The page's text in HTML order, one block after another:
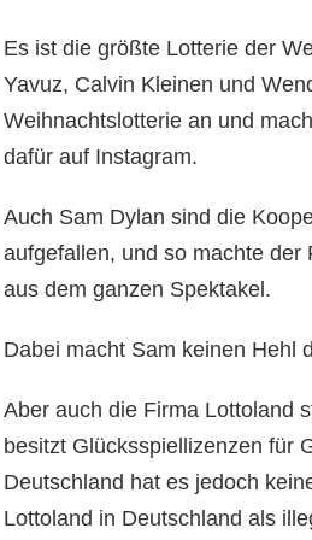
Es ist die größte Lotterie der
Yavuz, Calvin Kleinen und
Weihnachtslotterie an und
dafür auf Instagram.
Auch Sam Dylan sind die
aufgefallen, und so machte
aus dem ganzen Spektakel.
Dabei macht Sam keinen Hehl
Aber auch die Firma Lottoland
besitzt Glücksspiellizenzen für
Deutschland hat es jedoch
Lottoland in Deutschland als